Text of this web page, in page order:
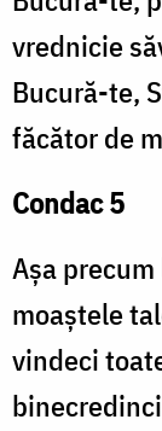
vrednicie
Bucură-te,
făcător de
Condac 5
Așa
moaștele
vindeci